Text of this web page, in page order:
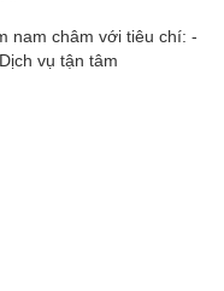
nam châm với tiêu chí: -
vụ tận tâm